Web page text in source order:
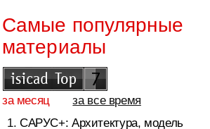
Самые популярные
материалы
за месяц
за все время
САРУС+: Архитектура, модель